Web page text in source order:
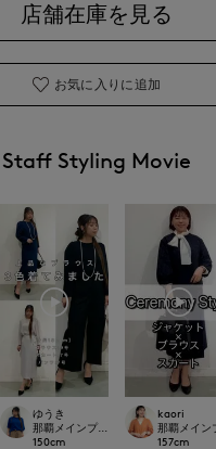
店舗在庫を見る
お気に入りに追加
Staff Styling Movie
I.T.'S.international
ゆうき
那覇メインプレイス
150cm
kaori
那覇メイ
157cm